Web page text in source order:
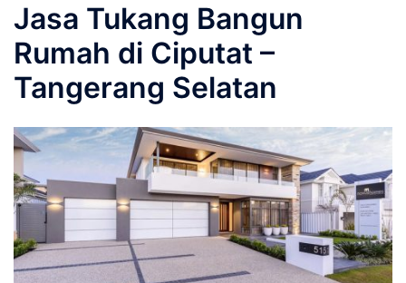
Jasa Tukang Bangun
Rumah di Ciputat –
Tangerang Selatan